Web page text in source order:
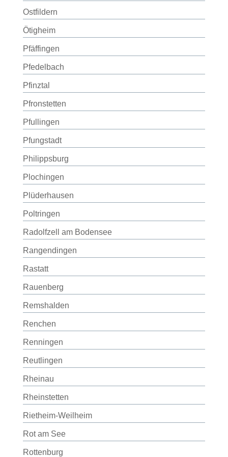
Ostfildern
Ötigheim
Pfäffingen
Pfedelbach
Pfinztal
Pfronstetten
Pfullingen
Pfungstadt
Philippsburg
Plochingen
Plüderhausen
Poltringen
Radolfzell am Bodensee
Rangendingen
Rastatt
Rauenberg
Remshalden
Renchen
Renningen
Reutlingen
Rheinau
Rheinstetten
Rietheim-Weilheim
Rot am See
Rottenburg